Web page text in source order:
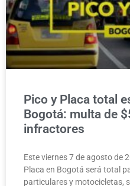
Pico y Placa total
Bogotá: multa de
infractores
Este viernes 7 de agosto de
Placa en Bogotá será total
particulares y motocicletas,